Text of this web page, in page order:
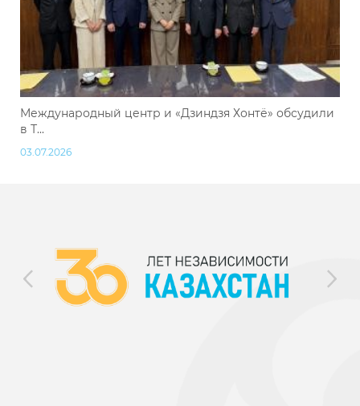
Международный центр и «Дзиндзя Хонтё» обсудили
в Т...
03.07.2026